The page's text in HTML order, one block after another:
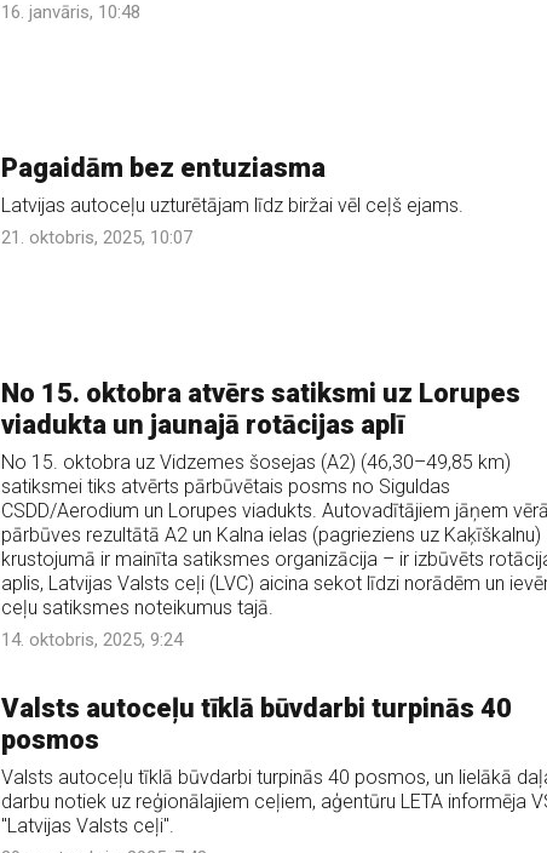
16. janvāris, 10:48
Pagaidām bez entuziasma
Latvijas autoceļu uzturētājam līdz biržai vēl ceļš ejams.
21. oktobris, 2025, 10:07
No 15. oktobra atvērs satiksmi uz Lorupes
viadukta un jaunajā rotācijas aplī
No 15. oktobra uz Vidzemes šosejas (A2) (46,30–49,85 km)
satiksmei tiks atvērts pārbūvētais posms no Siguldas
CSDD/Aerodium un Lorupes viadukts. Autovadītājiem jāņem
pārbūves rezultātā A2 un Kalna ielas (pagrieziens uz Kaķīškalnu)
krustojumā ir mainīta satiksmes organizācija – ir izbūvēts
aplis, Latvijas Valsts ceļi (LVC) aicina sekot līdzi norādēm un
ceļu satiksmes noteikumus tajā.
14. oktobris, 2025, 9:24
Valsts autoceļu tīklā būvdarbi turpinās 40
posmos
Valsts autoceļu tīklā būvdarbi turpinās 40 posmos, un lielākā
darbu notiek uz reģionālajiem ceļiem, aģentūru LETA informēja
"Latvijas Valsts ceļi".